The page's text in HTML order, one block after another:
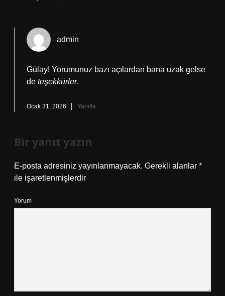
admin
Gülay! Yorumunuz bazı açılardan bana uzak gelse
de teşekkürler.
Ocak 31, 2026 Yanıtla
Bir yanıt yazın
E-posta adresiniz yayınlanmayacak. Gerekli alanlar *
ile işaretlenmişlerdir
Yorum